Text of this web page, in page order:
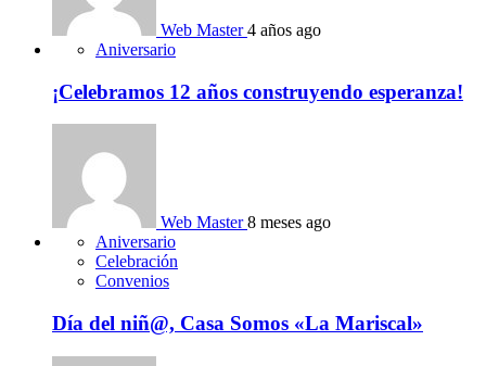
Web Master 4 años ago
Aniversario
¡Celebramos 12 años construyendo esperanza!
Web Master 8 meses ago
Aniversario
Celebración
Convenios
Día del niñ@, Casa Somos «La Mariscal»